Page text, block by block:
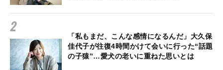
「私もまだ、こんな感情になるんだ」大久保
佳代子が往復4時間かけて会いに行った“話題
の子猿”…愛犬の老いに重ねた思いとは